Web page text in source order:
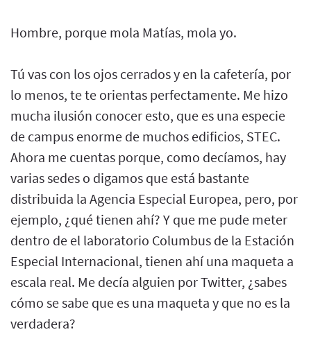
Hombre, porque mola Matías, mola yo.
Tú vas con los ojos cerrados y en la cafetería, por
lo menos, te te orientas perfectamente. Me hizo
mucha ilusión conocer esto, que es una especie
de campus enorme de muchos edificios, STEC.
Ahora me cuentas porque, como decíamos, hay
varias sedes o digamos que está bastante
distribuida la Agencia Especial Europea, pero, por
ejemplo, ¿qué tienen ahí? Y que me pude meter
dentro de el laboratorio Columbus de la Estación
Especial Internacional, tienen ahí una maqueta a
escala real. Me decía alguien por Twitter, ¿sabes
cómo se sabe que es una maqueta y que no es la
verdadera?